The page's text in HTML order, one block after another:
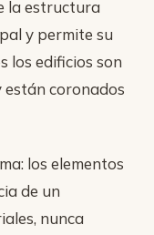
la estructura
y permite su
los edificios son
coronados
los elementos
de un
nunca